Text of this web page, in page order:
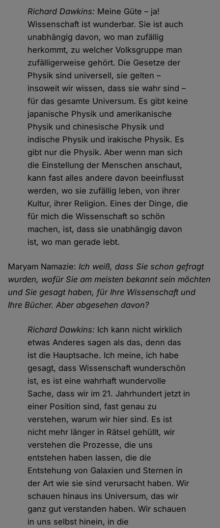
Richard Dawkins: Meine Güte – ja!
Wissenschaft ist wunderbar. Sie ist auch
unabhängig davon, wo man zufällig
herkommt, zu welcher Volksgruppe man
zufälligerweise gehört. Die Gesetze der
Physik sind universell, sie gelten –
insoweit wir wissen, dass sie wahr sind –
für das gesamte Universum. Es gibt keine
japanische Physik und amerikanische
Physik und chinesische Physik und
indische Physik und irakische Physik. Es
gibt nur die Physik. Aber wenn man sich
die Einstellung der Menschen anschaut,
kann fast alles andere davon beeinflusst
werden, wo sie zufällig leben, von ihrer
Kultur, ihrer Religion. Eines der Dinge, die
für mich die Wissenschaft so schön
machen, ist, dass sie unabhängig davon
ist, wo man gerade lebt.
Maryam Namazie:Ich weiß, dass Sie schon gefragt
wurden, wofür Sie am meisten bekannt sein möchten
und Sie gesagt haben, für Ihre Wissenschaft und
Ihre Bücher. Aber abgesehen davon?
Richard Dawkins: Ich kann nicht wirklich
etwas Anderes sagen als das, denn das
ist die Hauptsache. Ich meine, ich habe
gesagt, dass Wissenschaft wunderschön
ist, es ist eine wahrhaft wundervolle
Sache, dass wir im 21. Jahrhundert jetzt in
einer Position sind, fast genau zu
verstehen, warum wir hier sind. Es ist
nicht mehr länger in Rätsel gehüllt, wir
verstehen die Prozesse, die uns
entstehen haben lassen, die die
Entstehung von Galaxien und Sternen in
der Art wie sie sind verursacht haben. Wir
schauen hinaus ins Universum, das wir
ganz gut verstanden haben. Wir schauen
in uns selbst hinein, in die